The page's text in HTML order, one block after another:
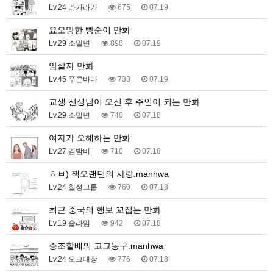
Lv.24 라카라카 675 07.19
요오망한 빵순이 만화
Lv.29 소밀면 898 07.19
암살자 만화
Lv.45 푸른바다 733 07.19
교생 선생님이 오신 후 주인이 되는 만화
Lv.29 소밀면 740 07.18
여자가 오해하는 만화
Lv.27 김밤비 710 07.18
ㅎㅂ) 잭오랜턴의 사랑.manhwa
Lv.24 칠성그룹 760 07.18
최근 중국의 행보 꼬집는 만화
Lv.19 슬라임 942 07.18
증조할배의 고교농구.manhwa
Lv.24 오크대장 776 07.18